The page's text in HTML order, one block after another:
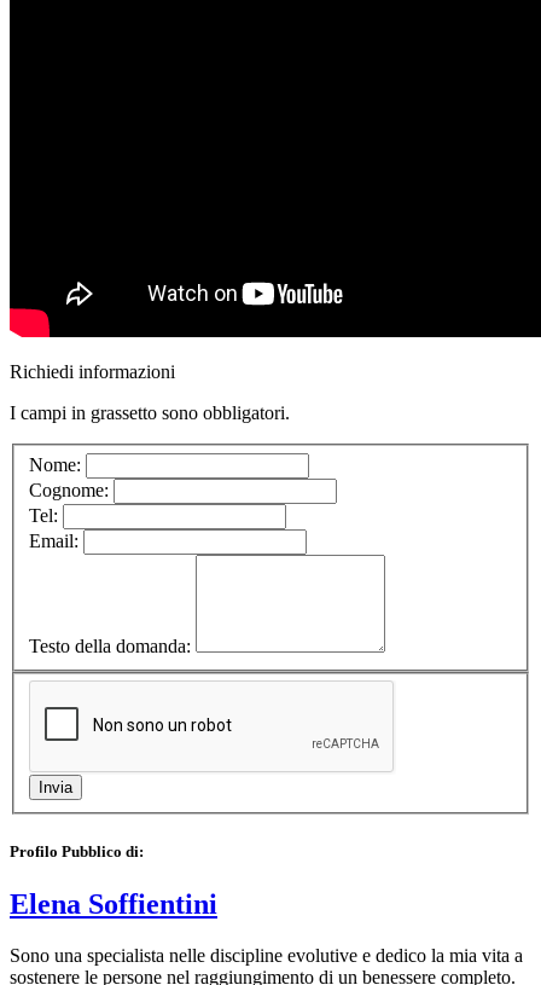
Richiedi informazioni
I campi in grassetto sono obbligatori.
Nome:
Cognome:
Tel:
Email:
Testo della domanda:
Profilo Pubblico di:
Elena Soffientini
Sono una specialista nelle discipline evolutive e dedico la mia vita a
sostenere le persone nel raggiungimento di un benessere completo.